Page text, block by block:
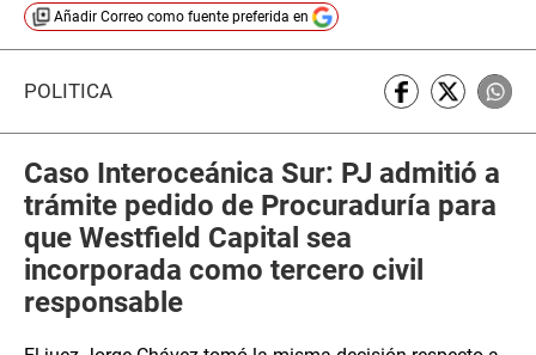
Añadir Correo como fuente preferida en
POLÍTICA
Caso Interoceánica Sur: PJ admitió a
trámite pedido de Procuraduría para
que Westfield Capital sea
incorporada como tercero civil
responsable